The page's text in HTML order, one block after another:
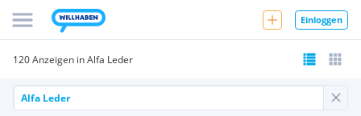
Einloggen
120 Anzeigen in Alfa Leder